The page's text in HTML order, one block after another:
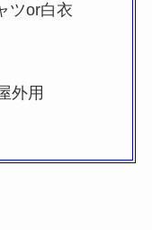
ツor白衣
外用